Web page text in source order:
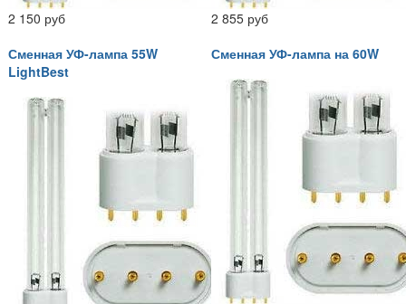
2 150 руб
2 855 руб
Сменная УФ-лампа 55W
LightBest
Сменная УФ-лампа на 60W